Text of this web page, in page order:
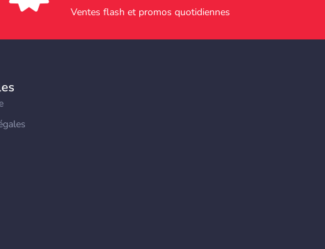
Ventes flash et promos quotidiennes